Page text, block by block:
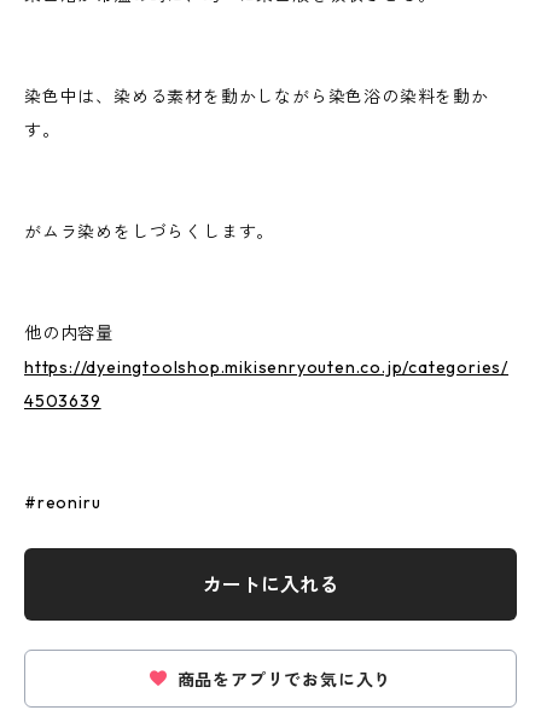
染色中は、染める素材を動かしながら染色浴の染料を動か
す。
がムラ染めをしづらくします。
他の内容量
https://dyeingtoolshop.mikisenryouten.co.jp/categories/
4503639
#reoniru
カートに入れる
商品をアプリでお気に入り